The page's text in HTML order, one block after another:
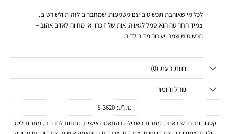
לכל מי שאוהבת תכשיטים עם משמעות, שמחברים לזהות ולשורשים.
צמיד החריטה הוא סמל לגאווה, אות של זיכרון או מחווה לאדם אהוב –
תכשיט שישמר ויעבור מדור לדור.
חוות דעת (0)
גודל וחומר
מק"ט: 3620-S
קטגוריות:חדש באתר, מתנות בשבילה בהתאמה אישית, מתנות לחברים, מתנות לימי